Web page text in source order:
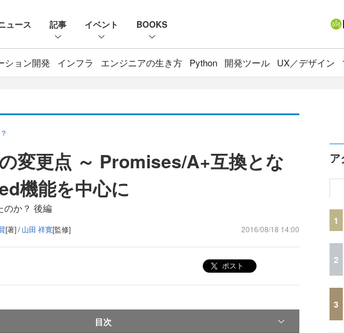
ュース 記事 イベント BOOKS
ション開発 インフラ エンジニアの生き方 Python 開発ツール UX／デザイン
変更点 ～ Promises/A+互換とな
機能を中心に
のか？ 後編
[著] /山田 祥寛[監修] 2016/08/18 14:00
ポスト
目次
ア
1
2
3